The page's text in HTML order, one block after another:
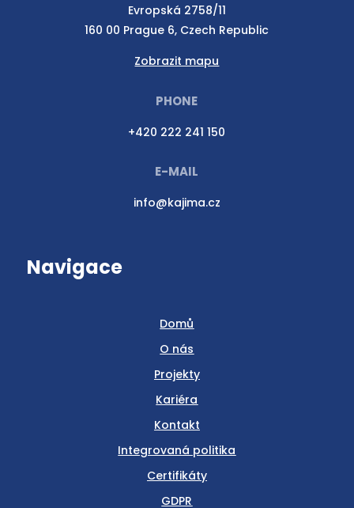
Evropská 2758/11
160 00 Prague 6, Czech Republic
Zobrazit mapu
PHONE
+420 222 241 150
E-MAIL
info@kajima.cz
Navigace
Domů
O nás
Projekty
Kariéra
Kontakt
Integrovaná politika
Certifikáty
GDPR